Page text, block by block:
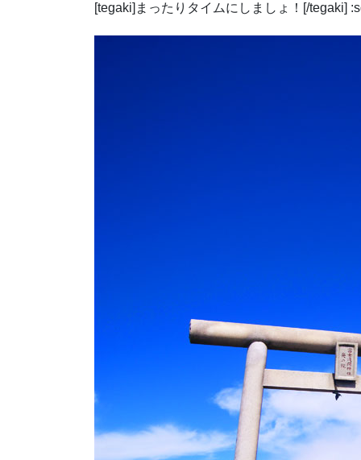
[tegaki]まったりタイムにしましょ！[/tegaki]